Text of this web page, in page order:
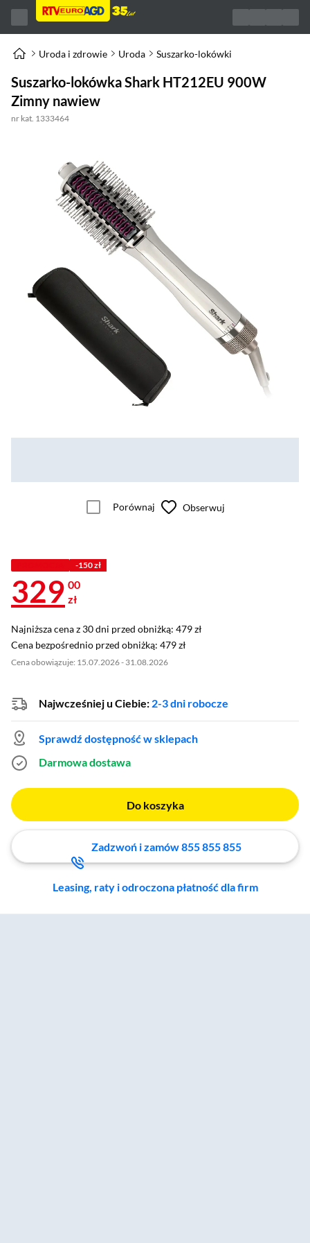
Uroda i zdrowie Uroda Suszarko-lokówki
Suszarko-lokówka Shark HT212EU 900W
Zimny nawiew
nr kat. 1333464
Porównaj Obserwuj
-150 zł
329 00
zł
Najniższa cena z 30 dni przed obniżką: 479 zł
Najniższa cena z 30 dni przed obniżką: 479 zł
Cena bezpośrednio przed obniżką: 479 zł
Cena bezpośrednio przed obniżką: 479 zł
Cena obowiązuje: 15.07.2026 - 31.08.2026
Najwcześniej u Ciebie: 2-3 dni robocze
Sprawdź dostępność w sklepach
Darmowa dostawa
Do koszyka
Zadzwoń i zamów 855 855 855
Leasing, raty i odroczona płatność dla firm